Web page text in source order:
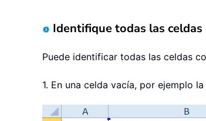
Identifique todas las celdas
Puede identificar todas las celdas
1. En una celda vacía, por ejemplo